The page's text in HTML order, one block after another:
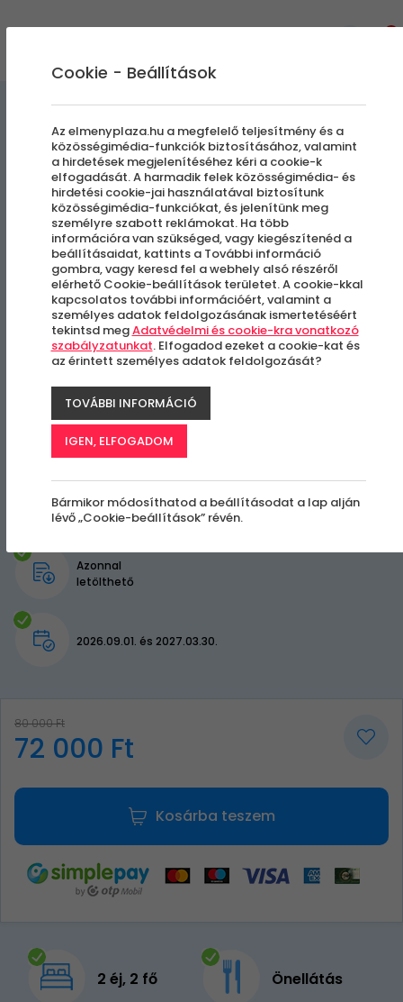
Paradise Apartmanház
Elő- és utószezoni pihenés
Eger
-10%
Azonnal
letölthető
2026.09.01. és 2027.03.30.
80 000 Ft
72 000 Ft
Kosárba teszem
2 éj, 2 fő Önellátás
Cookie - Beállítások
Az elmenyplaza.hu a megfelelő teljesítmény és a
közösségimédia-funkciók biztosításához, valamint
a hirdetések megjelenítéséhez kéri a cookie-k
elfogadását. A harmadik felek közösségimédia- és
hirdetési cookie-jai használatával biztosítunk
közösségimédia-funkciókat, és jelenítünk meg
személyre szabott reklámokat. Ha több
információra van szükséged, vagy kiegészítenéd a
beállításaidat, kattints a További információ
gombra, vagy keresd fel a webhely alsó részéről
elérhető Cookie-beállítások területet. A cookie-kkal
kapcsolatos további információért, valamint a
személyes adatok feldolgozásának ismertetéséért
tekintsd megAdatvédelmi és cookie-kra vonatkozó
szabályzatunkat. Elfogadod ezeket a cookie-kat és
az érintett személyes adatok feldolgozását?
TOVÁBBI INFORMÁCIÓ
IGEN, ELFOGADOM
Bármikor módosíthatod a beállításodat a lap alján
lévő „Cookie-beállítások” révén.